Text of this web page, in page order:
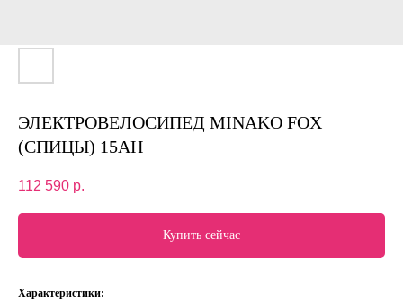
ЭЛЕКТРОВЕЛОСИПЕД MINAKO FOX
(СПИЦЫ) 15AH
112 590 р.
Купить сейчас
Характеристики: